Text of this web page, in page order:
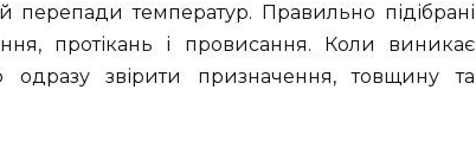
перепади температур. Правильно підібрані
протікань і провисання. Коли виникає
одразу звірити призначення, товщину та